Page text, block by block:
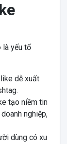
là yếu tố
dễ xuất
tạo niềm tin
nghiệp,
dùng có xu